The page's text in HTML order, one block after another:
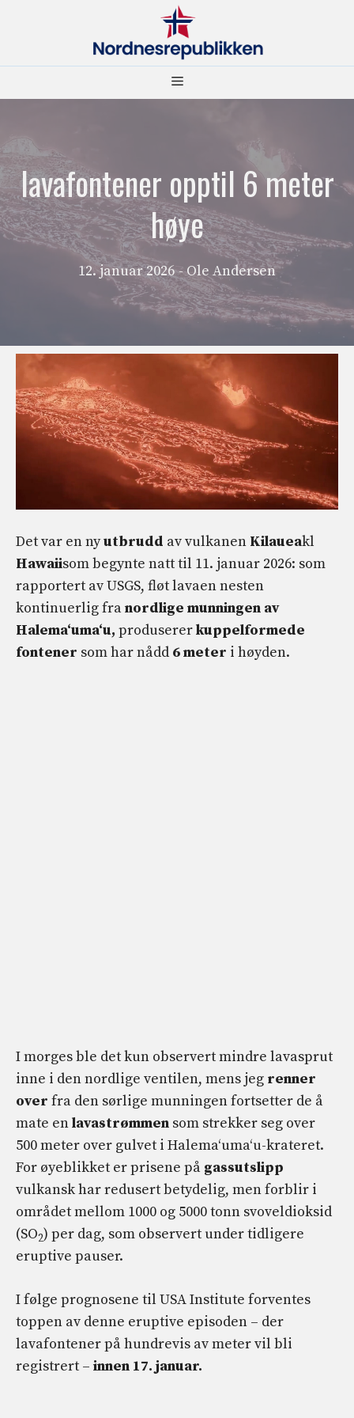
Meny
lavafontener opptil 6 meter
høye
12. januar 2026 - Ole Andersen
Det var en nyutbrudd av vulkanen Kilaueakl
Hawaiisom begynte natt til 11. januar 2026: som
rapportert av USGS, fløt lavaen nesten
kontinuerlig franordlige munningen av
Halemaʻumaʻu, produsererkuppelformede
fontener som har nådd 6 meter i høyden.
I morges ble det kun observert mindre lavasprut
inne i den nordlige ventilen, mens jeg renner
over fra den sørlige munningen fortsetter de å
mate enlavastrømmen som strekker seg over
500 meter over gulvet i Halemaʻumaʻu-krateret.
For øyeblikket er prisene på gassutslipp
vulkansk har redusert betydelig, men forblir i
området mellom 1000 og 5000 tonn svoveldioksid
(SO2) per dag, som observert under tidligere
eruptive pauser.
I følge prognosene til USA Institute forventes
toppen av denne eruptive episoden – der
lavafontener på hundrevis av meter vil bli
registrert – innen 17. januar.